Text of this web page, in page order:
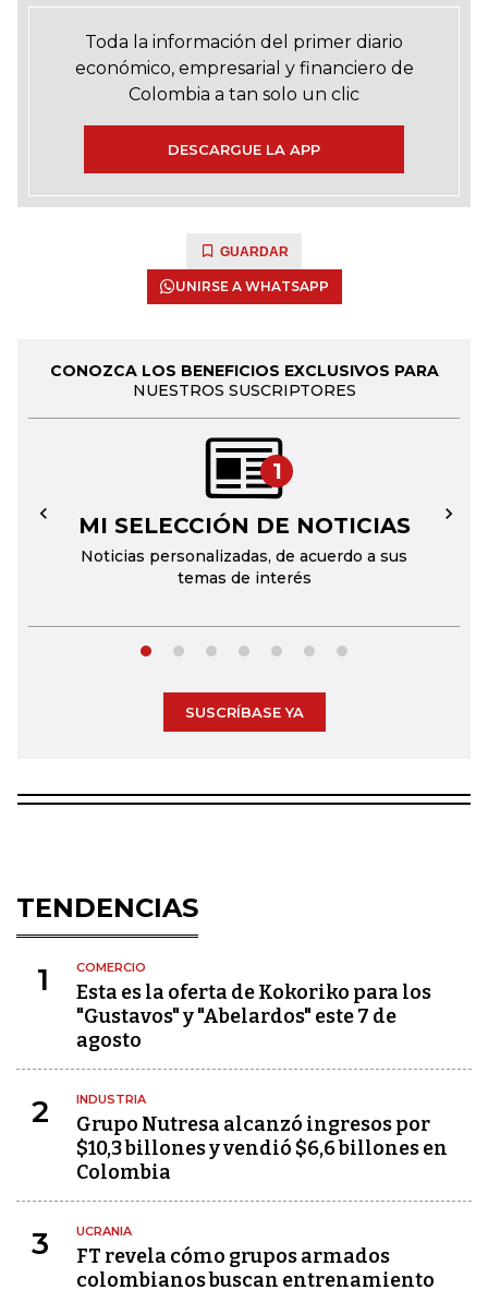
Toda la información del primer diario
económico, empresarial y financiero de
Colombia a tan solo un clic
DESCARGUE LA APP
GUARDAR
UNIRSE A WHATSAPP
CONOZCA LOS BENEFICIOS EXCLUSIVOS PARA
NUESTROS SUSCRIPTORES
1
MI SELECCIÓN DE NOTICIAS
Noticias personalizadas, de acuerdo a sus
temas de interés
← →
SUSCRÍBASE YA
TENDENCIAS
1 COMERCIO
Esta es la oferta de Kokoriko para los
"Gustavos" y "Abelardos" este 7 de
agosto
2 INDUSTRIA
Grupo Nutresa alcanzó ingresos por
$10,3 billones y vendió $6,6 billones en
Colombia
3 UCRANIA
FT revela cómo grupos armados
colombianos buscan entrenamiento